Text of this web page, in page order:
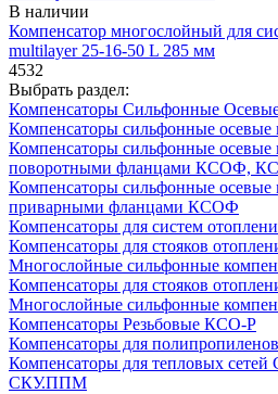
В наличии
Компенсатор многослойный для
multilayer 25-16-50 L 285 мм
4532
Выбрать раздел:
Компенсаторы Сильфонные
Компенсаторы сильфонные
Компенсаторы сильфонные осевые
поворотными фланцами КСОФ,
Компенсаторы сильфонные осевые
приварными фланцами КСОФ
Компенсаторы для систем
Компенсаторы для стояков
Многослойные сильфонные
Компенсаторы для стояков
Многослойные сильфонные
Компенсаторы Резьбовые КСО-Р
Компенсаторы для
Компенсаторы для тепловых
СКУ.ППМ